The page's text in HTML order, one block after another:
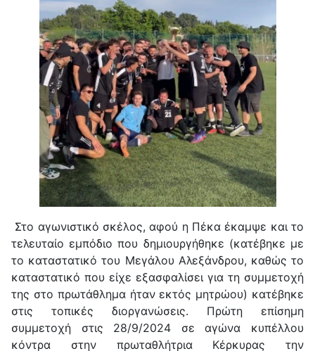
Στο αγωνιστικό σκέλος, αφού η Πέκα έκαμψε και το
τελευταίο εμπόδιο που δημιουργήθηκε (κατέβηκε με
το καταστατικό του Μεγάλου Αλεξάνδρου, καθώς το
καταστατικό που είχε εξασφαλίσει για τη συμμετοχή
της στο πρωτάθλημα ήταν εκτός μητρώου) κατέβηκε
στις τοπικές διοργανώσεις. Πρώτη επίσημη
συμμετοχή στις 28/9/2024 σε αγώνα κυπέλλου
κόντρα στην πρωταθλήτρια Κέρκυρας την